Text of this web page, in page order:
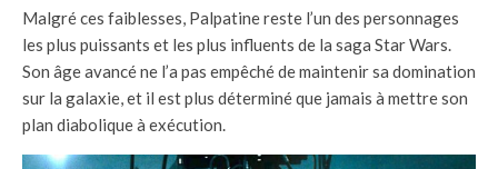
Malgré ces faiblesses, Palpatine reste l’un des personnages
les plus puissants et les plus influents de la saga Star Wars.
Son âge avancé ne l’a pas empêché de maintenir sa domination
sur la galaxie, et il est plus déterminé que jamais à mettre son
plan diabolique à exécution.